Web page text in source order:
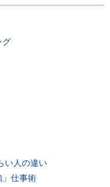
グ
人の違い
」仕事術